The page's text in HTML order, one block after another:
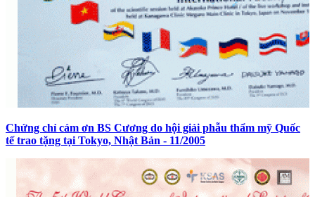
Chứng chỉ cám ơn BS Cương do hội giải phẫu thẩm mỹ Quốc
tế trao tặng tại Tokyo, Nhật Bản - 11/2005